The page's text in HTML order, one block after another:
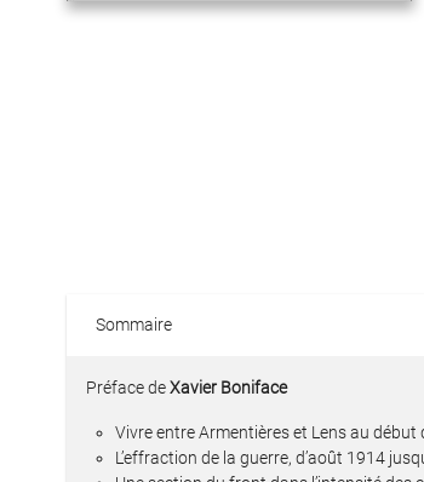
Sommaire
Préface deXavier Boniface
Vivre entre Armentières et Lens au début
L’effraction de la guerre, d’août 1914